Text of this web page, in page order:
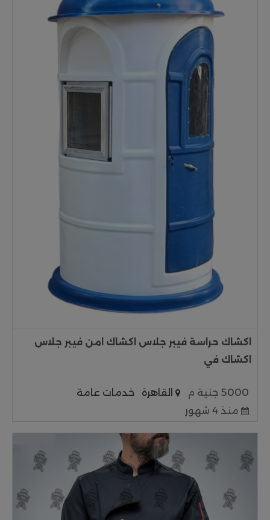
اكشاك حراسة فيبر جلاس اكشاك امن فيبر جلاس
اكشاك في
5000 جنية م القاهرة
خدمات عامة
منذ 4 شهور